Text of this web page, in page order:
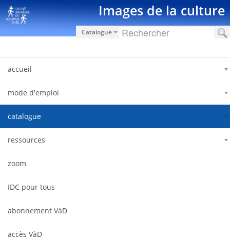
Saut au contenu Images de la culture
Catalogue
accueil
mode d'emploi
catalogue
ressources
zoom
IDC pour tous
abonnement VàD
accès VàD